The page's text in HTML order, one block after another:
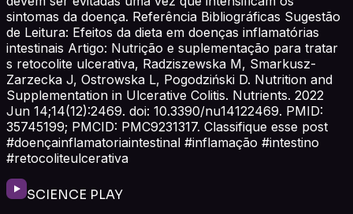
sintomas da doença. Referência Bibliográficas Sugestão
de Leitura: Efeitos da dieta em doenças inflamatórias
intestinais Artigo: Nutrição e suplementação para tratar
s retocolite ulcerativa, Radziszewska M, Smarkusz-
Zarzecka J, Ostrowska L, Pogodziński D. Nutrition and
Supplementation in Ulcerative Colitis. Nutrients. 2022
Jun 14;14(12):2469. doi: 10.3390/nu14122469. PMID:
35745199; PMCID: PMC9231317. Classifique esse post
#doençainflamatoriaintestinal #inflamação #intestino
#retocoliteulcerativa
SCIENCE PLAY